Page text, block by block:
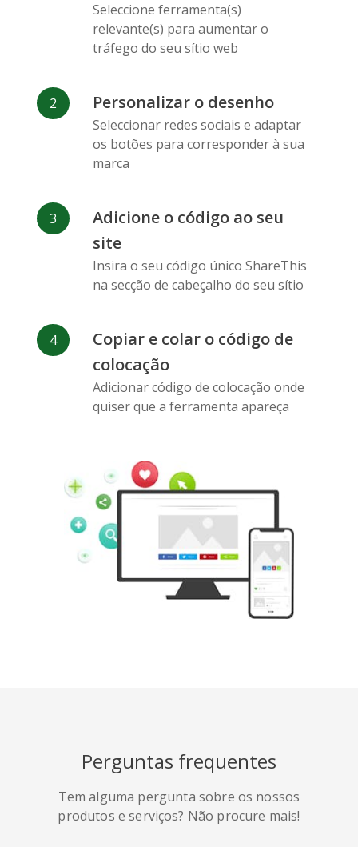
Vk Blogger Snapchat
Xing
Pinterest Buffer
Evernote
Marcadores
do Google
Line Pocket QZone
Seleccione ferramenta(s)
relevante(s) para aumentar o
tráfego do seu sítio web
Personalizar o desenho
Seleccionar redes sociais e adaptar
os botões para corresponder à sua
marca
Adicione o código ao seu
site
Insira o seu código único ShareThis
na secção de cabeçalho do seu sítio
Copiar e colar o código de
colocação
Adicionar código de colocação onde
quiser que a ferramenta apareça
Perguntas frequentes
Tem alguma pergunta sobre os nossos
produtos e serviços? Não procure mais!